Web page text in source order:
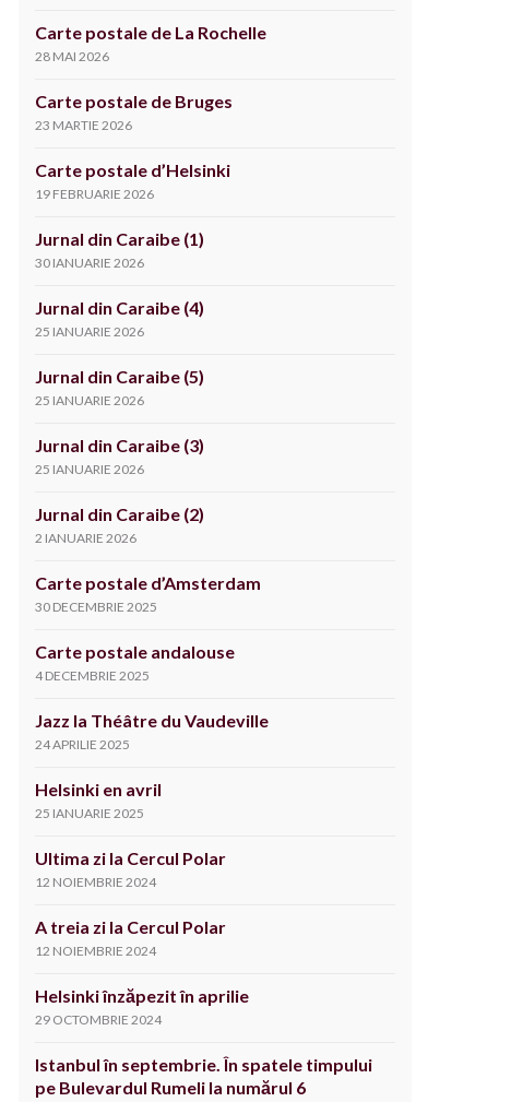
Carte postale de La Rochelle
28 MAI 2026
Carte postale de Bruges
23 MARTIE 2026
Carte postale d’Helsinki
19 FEBRUARIE 2026
Jurnal din Caraibe (1)
30 IANUARIE 2026
Jurnal din Caraibe (4)
25 IANUARIE 2026
Jurnal din Caraibe (5)
25 IANUARIE 2026
Jurnal din Caraibe (3)
25 IANUARIE 2026
Jurnal din Caraibe (2)
2 IANUARIE 2026
Carte postale d’Amsterdam
30 DECEMBRIE 2025
Carte postale andalouse
4 DECEMBRIE 2025
Jazz la Théâtre du Vaudeville
24 APRILIE 2025
Helsinki en avril
25 IANUARIE 2025
Ultima zi la Cercul Polar
12 NOIEMBRIE 2024
A treia zi la Cercul Polar
12 NOIEMBRIE 2024
Helsinki înzăpezit în aprilie
29 OCTOMBRIE 2024
Istanbul în septembrie. În spatele timpului
pe Bulevardul Rumeli la numărul 6